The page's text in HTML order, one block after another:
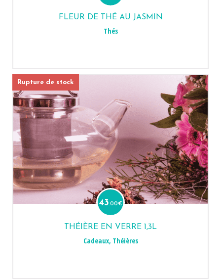
FLEUR DE THÉ AU JASMIN
Thés
Rupture de stock
43.00€
THÉIÈRE EN VERRE 1,3L
Cadeaux, Théières